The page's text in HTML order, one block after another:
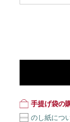
手提げ袋の
のし紙につ